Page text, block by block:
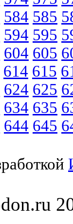
584 585
594 595
604 605
614 615
624 625
634 635
644 645